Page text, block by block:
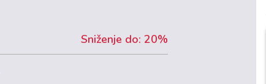
Sniženje do: 20%